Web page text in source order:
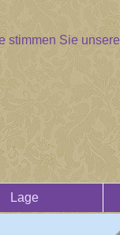
stimmen Sie
Lage